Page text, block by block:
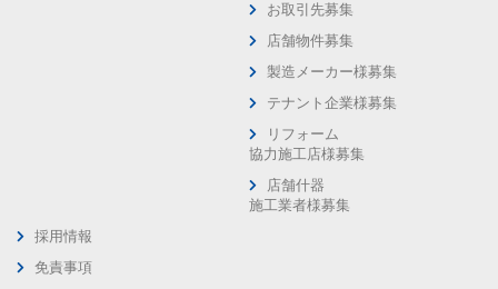
お取引先募集
店舗物件募集
製造メーカー様募集
テナント企業様募集
リフォーム
協力施工店様募集
店舗什器
施工業者様募集
採用情報
免責事項